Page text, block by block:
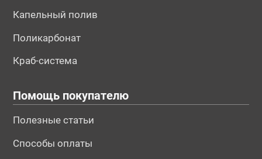
Капельный полив
Поликарбонат
Краб-система
Помощь покупателю
Полезные статьи
Способы оплаты